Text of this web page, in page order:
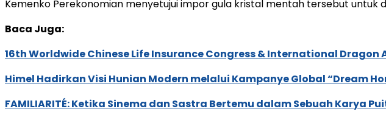
Kemenko Perekonomian menyetujui impor gula kristal mentah tersebut untuk
Baca Juga:
16th Worldwide Chinese Life Insurance Congress & International Dragon
Himel Hadirkan Visi Hunian Modern melalui Kampanye Global “Dream
FAMILIARITÉ: Ketika Sinema dan Sastra Bertemu dalam Sebuah Karya